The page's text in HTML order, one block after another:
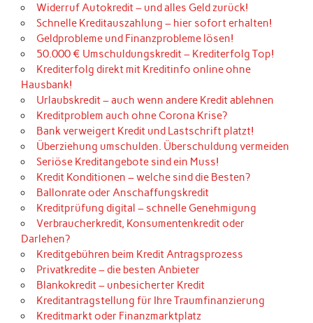
Widerruf Autokredit – und alles Geld zurück!
Schnelle Kreditauszahlung – hier sofort erhalten!
Geldprobleme und Finanzprobleme lösen!
50.000 € Umschuldungskredit – Krediterfolg Top!
Krediterfolg direkt mit Kreditinfo online ohne
Hausbank!
Urlaubskredit – auch wenn andere Kredit ablehnen
Kreditproblem auch ohne Corona Krise?
Bank verweigert Kredit und Lastschrift platzt!
Überziehung umschulden. Überschuldung vermeiden
Seriöse Kreditangebote sind ein Muss!
Kredit Konditionen – welche sind die Besten?
Ballonrate oder Anschaffungskredit
Kreditprüfung digital – schnelle Genehmigung
Verbraucherkredit, Konsumentenkredit oder
Darlehen?
Kreditgebühren beim Kredit Antragsprozess
Privatkredite – die besten Anbieter
Blankokredit – unbesicherter Kredit
Kreditantragstellung für Ihre Traumfinanzierung
Kreditmarkt oder Finanzmarktplatz